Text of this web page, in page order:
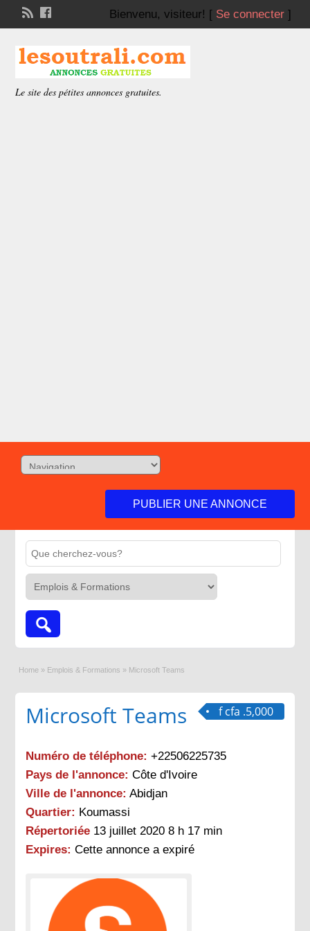
Bienvenu, visiteur! [ Se connecter]
Le site des pétites annonces gratuites.
PUBLIER UNE ANNONCE
Home » Emplois & Formations » Microsoft Teams
f cfa .5,000
Microsoft Teams
Numéro de téléphone: +22506225735
Pays de l'annonce: Côte d'Ivoire
Ville de l'annonce: Abidjan
Quartier: Koumassi
Répertoriée 13 juillet 2020 8 h 17 min
Expires: Cette annonce a expiré